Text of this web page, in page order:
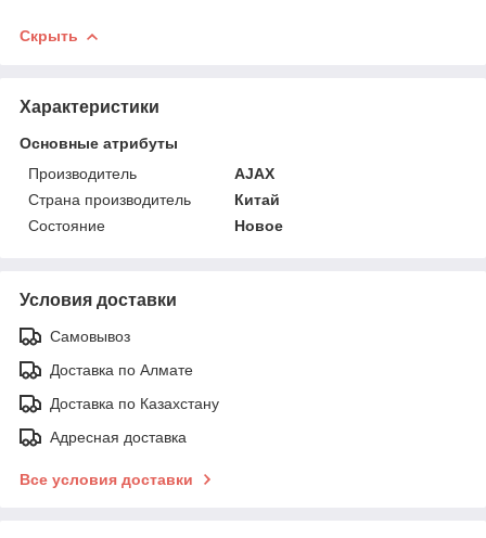
Скрыть
Характеристики
Основные атрибуты
Производитель
AJAX
Страна производитель
Китай
Состояние
Новое
Условия доставки
Самовывоз
Доставка по Алмате
Доставка по Казахстану
Адресная доставка
Все условия доставки